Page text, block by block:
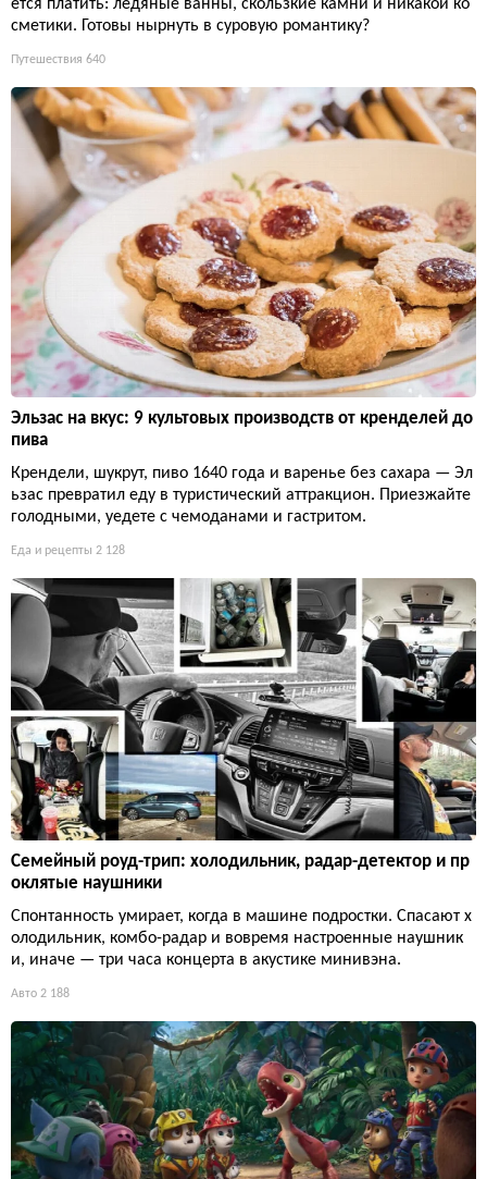
ется платить: ледяные ванны, скользкие камни и никакой ко
сметики. Готовы нырнуть в суровую романтику?
Путешествия 640
Эльзас на вкус: 9 культовых производств от кренделей до
пива
Крендели, шукрут, пиво 1640 года и варенье без сахара — Эл
ьзас превратил еду в туристический аттракцион. Приезжайте
голодными, уедете с чемоданами и гастритом.
Еда и рецепты 2 128
Семейный роуд-трип: холодильник, радар-детектор и пр
оклятые наушники
Спонтанность умирает, когда в машине подростки. Спасают х
олодильник, комбо-радар и вовремя настроенные наушник
и, иначе — три часа концерта в акустике минивэна.
Авто 2 188